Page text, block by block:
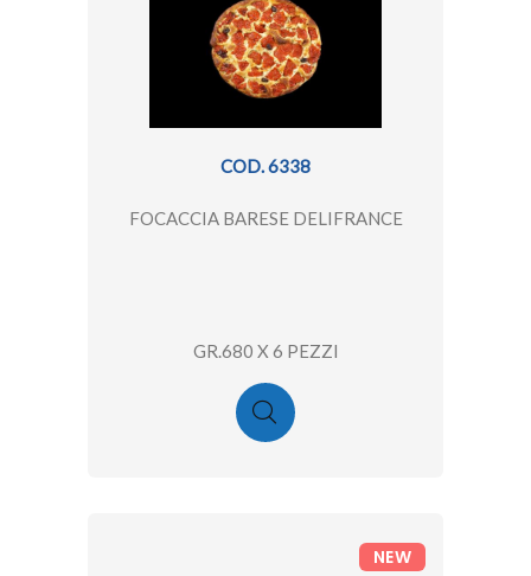
COD. 6338
FOCACCIA BARESE DELIFRANCE
GR.680 X 6 PEZZI
NEW